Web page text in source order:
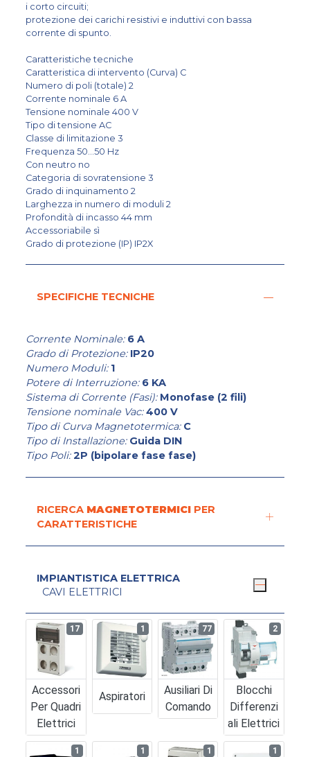
i corto circuiti;
protezione dei carichi resistivi e induttivi con bassa
corrente di spunto.
Caratteristiche tecniche
Caratteristica di intervento (Curva) C
Numero di poli (totale) 2
Corrente nominale 6 A
Tensione nominale 400 V
Tipo di tensione AC
Classe di limitazione 3
Frequenza 50...50 Hz
Con neutro no
Categoria di sovratensione 3
Grado di inquinamento 2
Larghezza in numero di moduli 2
Profondità di incasso 44 mm
Accessoriabile sì
Grado di protezione (IP) IP2X
SPECIFICHE TECNICHE
Corrente Nominale: 6 A
Grado di Protezione: IP20
Numero Moduli: 1
Potere di Interruzione: 6 KA
Sistema di Corrente (Fasi): Monofase (2 fili)
Tensione nominale Vac: 400 V
Tipo di Curva Magnetotermica: C
Tipo di Installazione: Guida DIN
Tipo Poli: 2P (bipolare fase fase)
RICERCA MAGNETOTERMICI PER
CARATTERISTICHE
IMPIANTISTICA ELETTRICA
CAVI ELETTRICI
Accessori
Per Quadri
Elettrici
17
Aspiratori
1
Ausiliari Di
Comando
77
Blocchi
Differenzi
Ali Elettrici
2
1 1 1 1